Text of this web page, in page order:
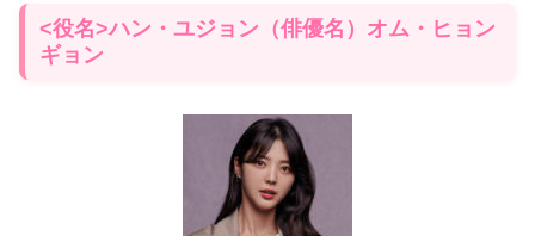
<役名>ハン・ユジョン（俳優名）オム・ヒョン
ギョン